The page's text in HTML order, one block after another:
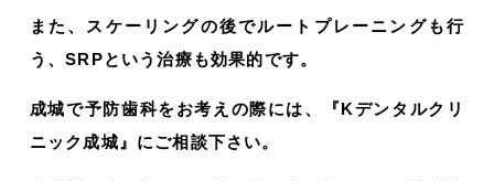
また、スケーリングの後でルートプレーニングも行
う、SRPという治療も効果的です。
成城で予防歯科をお考えの際には、『Kデンタルクリ
ニック成城』にご相談下さい。